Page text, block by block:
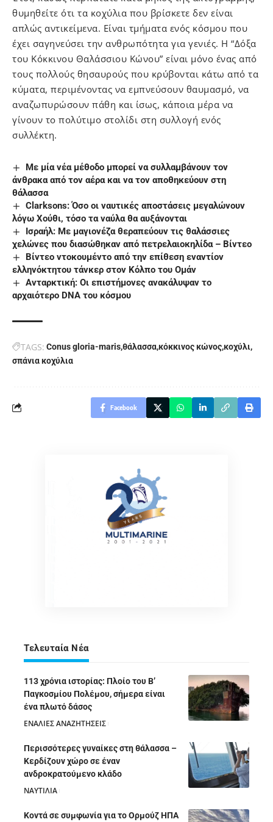
θυμηθείτε ότι τα κοχύλια που βρίσκετε δεν είναι
απλώς αντικείμενα. Είναι τμήματα ενός κόσμου που
έχει σαγηνεύσει την ανθρωπότητα για γενιές. Η “Δόξα
του Κόκκινου Θαλάσσιου Κώνου” είναι μόνο ένας από
τους πολλούς θησαυρούς που κρύβονται κάτω από τα
κύματα, περιμένοντας να εμπνεύσουν θαυμασμό, να
αναζωπυρώσουν πάθη και ίσως, κάποια μέρα να
γίνουν το πολύτιμο στολίδι στη συλλογή ενός
συλλέκτη.
Με μία νέα μέθοδο μπορεί να συλλαμβάνουν τον
άνθρακα από τον αέρα και να τον αποθηκεύουν στη
θάλασσα
Clarksons: Όσο οι ναυτικές αποστάσεις μεγαλώνουν
λόγω Χούθι, τόσο τα ναύλα θα αυξάνονται
Ισραήλ: Με μαγιονέζα θεραπεύουν τις θαλάσσιες
χελώνες που διασώθηκαν από πετρελαιοκηλίδα – Βίντεο
Βίντεο ντοκουμέντο από την επίθεση εναντίον
ελληνόκτητου τάνκερ στον Κόλπο του Ομάν
Ανταρκτική: Οι επιστήμονες ανακάλυψαν το
αρχαιότερο DNA του κόσμου
TAGS: Conus gloria-marisθάλασσακόκκινος κώνοςκοχύλι
σπάνια κοχύλια
Facebook
Τελευταία Νέα
113 χρόνια ιστορίας: Πλοίο του Β’
Παγκοσμίου Πολέμου, σήμερα είναι
ένα πλωτό δάσος
ΕΝΑΛΙΕΣ ΑΝΑΖΗΤΗΣΕΙΣ
Περισσότερες γυναίκες στη θάλασσα –
Κερδίζουν χώρο σε έναν
ανδροκρατούμενο κλάδο
ΝΑΥΤΙΛΙΑ
Κοντά σε συμφωνία για το Ορμούζ ΗΠΑ